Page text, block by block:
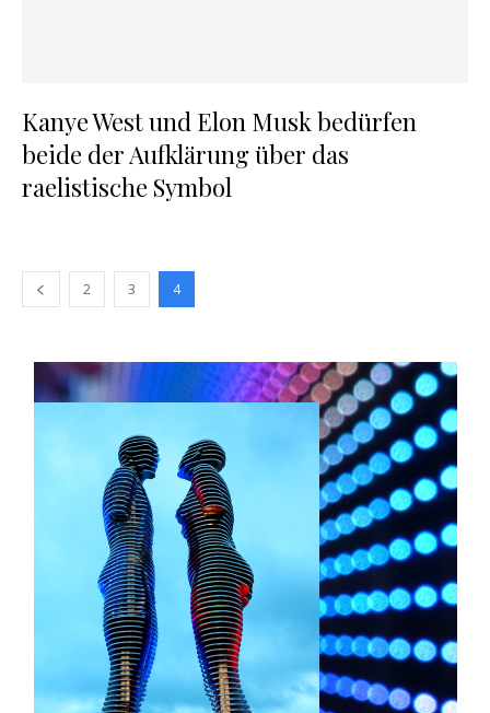
Kanye West und Elon Musk bedürfen
beide der Aufklärung über das
raelistische Symbol
2 3 4